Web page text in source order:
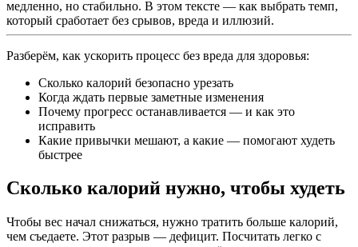
медленно, но стабильно. В этом тексте — как выбрать темп,
который сработает без срывов, вреда и иллюзий.
Разберём, как ускорить процесс без вреда для здоровья:
Сколько калорий безопасно урезать
Когда ждать первые заметные изменения
Почему прогресс останавливается — и как это
исправить
Какие привычки мешают, а какие — помогают худеть
быстрее
Сколько калорий нужно, чтобы худеть
Чтобы вес начал снижаться, нужно тратить больше калорий,
чем съедаете. Этот разрыв — дефицит. Посчитать легко с